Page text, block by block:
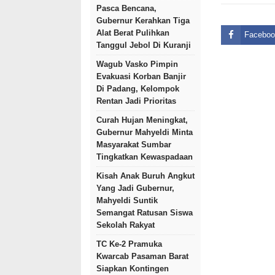
Pasca Bencana,
Gubernur Kerahkan Tiga
Alat Berat Pulihkan
Tanggul Jebol Di Kuranji
Wagub Vasko Pimpin
Evakuasi Korban Banjir
Di Padang, Kelompok
Rentan Jadi Prioritas
Curah Hujan Meningkat,
Gubernur Mahyeldi Minta
Masyarakat Sumbar
Tingkatkan Kewaspadaan
Kisah Anak Buruh Angkut
Yang Jadi Gubernur,
Mahyeldi Suntik
Semangat Ratusan Siswa
Sekolah Rakyat
TC Ke-2 Pramuka
Kwarcab Pasaman Barat
Siapkan Kontingen